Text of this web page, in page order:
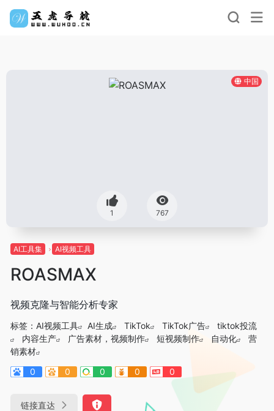
中国
1 767
AI工具集 AI视频工具
ROASMAX
视频克隆与智能分析专家
标签： AI视频工具 AI生成 TikTok TikTok广告
tiktok投流
内容生产
广告素材，视频制作 短视频制作 自动化
营
销素材
0
0 0 0 0
链接直达